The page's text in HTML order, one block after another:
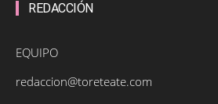
REDACCIÓN
EQUIPO
redaccion@toreteate.com